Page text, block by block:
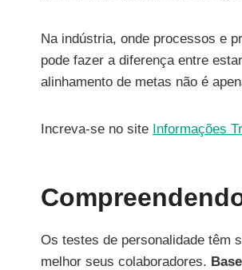
Na indústria, onde processos e
pode fazer a diferença entre
alinhamento de metas não é
Increva-se no site Informações
Os testes de personalidade têm
melhor seus colaboradores.